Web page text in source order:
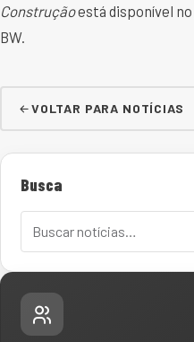
Construçãoestá disponível no
BW.
VOLTAR PARA NOTÍCIAS
Busca